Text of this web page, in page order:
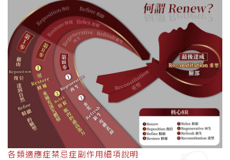
各類適應症禁忌症副作用細項說明